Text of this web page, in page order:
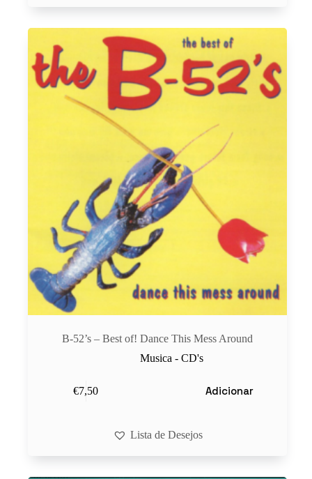
B-52’s – Best of! Dance This Mess Around
Musica - CD's
€7,50 Adicionar
Lista de Desejos